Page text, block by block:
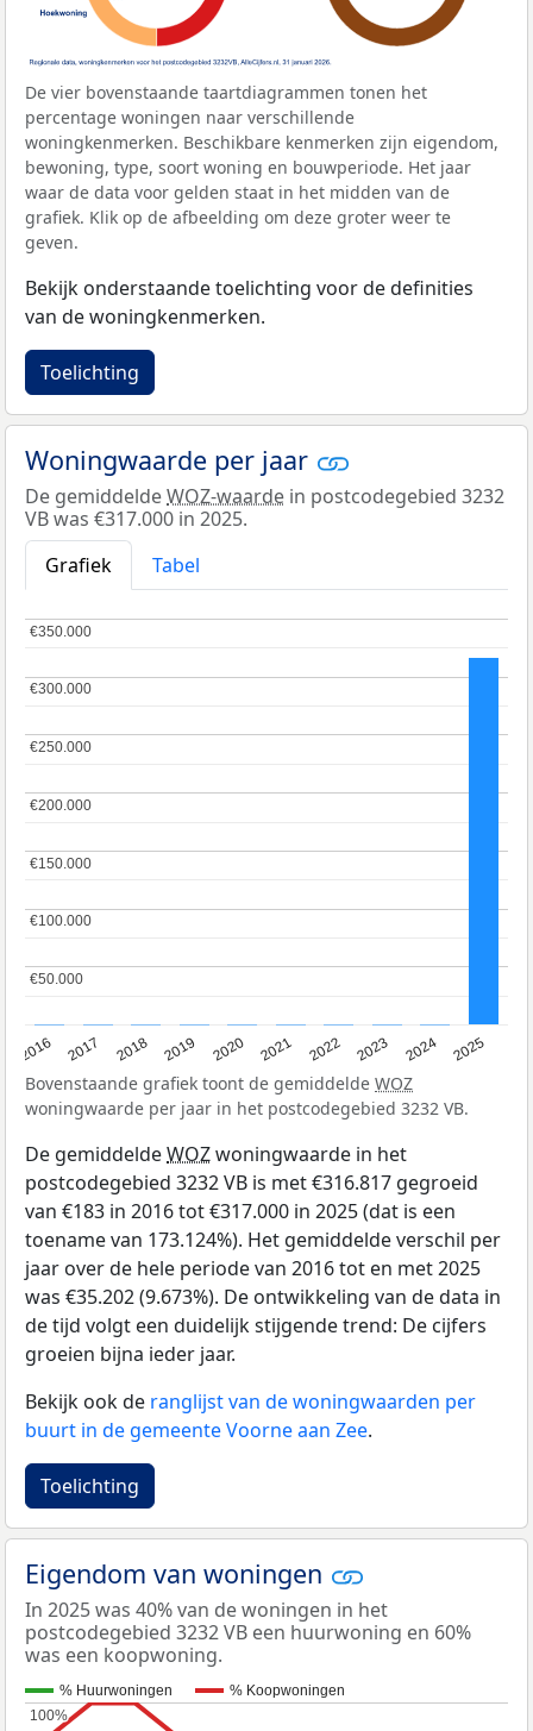
De vier bovenstaande taartdiagrammen tonen het
percentage woningen naar verschillende
woningkenmerken. Beschikbare kenmerken zijn eigendom,
bewoning, type, soort woning en bouwperiode. Het jaar
waar de data voor gelden staat in het midden van de
grafiek. Klik op de afbeelding om deze groter weer te
geven.
Bekijk onderstaande toelichting voor de definities
van de woningkenmerken.
Toelichting
Woningwaarde per jaar
De gemiddeldeWOZ-waarde in postcodegebied 3232
VB was €317.000 in 2025.
Grafiek
Tabel
2016 2017 2018 2019 2020 2021 2022 2023 2024 2025
€50.000
€50.000
€100.000
€100.000
€150.000
€150.000
€200.000
€200.000
€250.000
€250.000
€300.000
€300.000
€350.000
€350.000
Bovenstaande grafiek toont de gemiddelde WOZ
woningwaarde per jaar in het postcodegebied 3232 VB.
De gemiddeldeWOZwoningwaarde in het
postcodegebied 3232 VB is met €316.817 gegroeid
van €183 in 2016 tot €317.000 in 2025 (dat is een
toename van 173.124%). Het gemiddelde verschil per
jaar over de hele periode van 2016 tot en met 2025
was €35.202 (9.673%). De ontwikkeling van de data in
de tijd volgt een duidelijk stijgende trend: De cijfers
groeien bijna ieder jaar.
Bekijk ook de ranglijst van de woningwaarden per
buurt in de gemeente Voorne aan Zee.
Toelichting
Eigendom van woningen
In 2025 was 40% van de woningen in het
postcodegebied 3232 VB een huurwoning en 60%
was een koopwoning.
% Huurwoningen
% Koopwoningen
100%
100%